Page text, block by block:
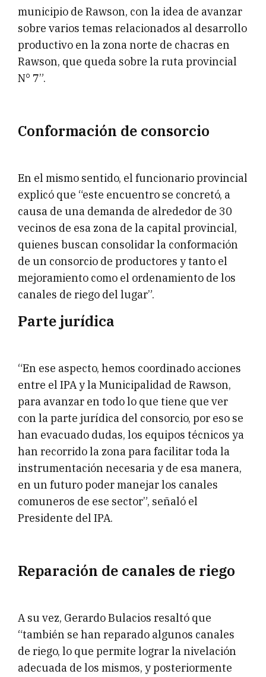
municipio de Rawson, con la idea de avanzar
sobre varios temas relacionados al desarrollo
productivo en la zona norte de chacras en
Rawson, que queda sobre la ruta provincial
N° 7”.
Conformación de consorcio
En el mismo sentido, el funcionario provincial
explicó que “este encuentro se concretó, a
causa de una demanda de alrededor de 30
vecinos de esa zona de la capital provincial,
quienes buscan consolidar la conformación
de un consorcio de productores y tanto el
mejoramiento como el ordenamiento de los
canales de riego del lugar”.
Parte jurídica
“En ese aspecto, hemos coordinado acciones
entre el IPA y la Municipalidad de Rawson,
para avanzar en todo lo que tiene que ver
con la parte jurídica del consorcio, por eso se
han evacuado dudas, los equipos técnicos ya
han recorrido la zona para facilitar toda la
instrumentación necesaria y de esa manera,
en un futuro poder manejar los canales
comuneros de ese sector”, señaló el
Presidente del IPA.
Reparación de canales de riego
A su vez, Gerardo Bulacios resaltó que
“también se han reparado algunos canales
de riego, lo que permite lograr la nivelación
adecuada de los mismos, y posteriormente